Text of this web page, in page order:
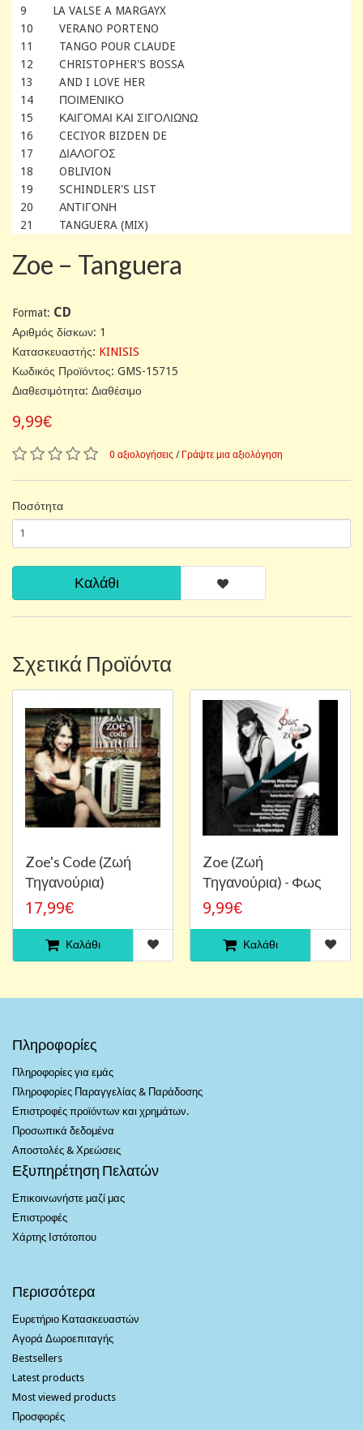
9 LA VALSE A MARGAYX
10 VERANO PORTENO
11 TANGO POUR CLAUDE
12 CHRISTOPHER'S BOSSA
13 AND I LOVE HER
14 ΠΟΙΜΕΝΙΚΟ
15 ΚΑΙΓΟΜΑΙ ΚΑΙ ΣΙΓΟΛΙΩΝΩ
16 CECIYOR BIZDEN DE
17 ΔΙΑΛΟΓΟΣ
18 OBLIVION
19 SCHINDLER'S LIST
20 ΑΝΤΙΓΟΝΗ
21 TANGUERA (MIX)
Zoe ‎– Tanguera
Format: CD
Αριθμός δίσκων: 1
Κατασκευαστής: KINISIS
Κωδικός Προϊόντος: GMS-15715
Διαθεσιμότητα: Διαθέσιμο
9,99€
0 αξιολογήσεις / Γράψτε μια αξιολόγηση
Ποσότητα
Καλάθι
Σχετικά Προϊόντα
Zoe's Code (Ζωή
Τηγανούρια)
17,99€
Καλάθι
Zoe (Ζωή
Τηγανούρια) - Φως
9,99€
Καλάθι
Πληροφορίες
Πληροφορίες για εμάς
Πληροφορίες Παραγγελίας & Παράδοσης
Επιστροφές προϊόντων και χρημάτων.
Προσωπικά δεδομένα
Αποστολές & Χρεώσεις
Εξυπηρέτηση Πελατών
Επικοινωνήστε μαζί μας
Επιστροφές
Χάρτης Ιστότοπου
Περισσότερα
Ευρετήριο Κατασκευαστών
Αγορά Δωροεπιταγής
Bestsellers
Latest products
Most viewed products
Προσφορές